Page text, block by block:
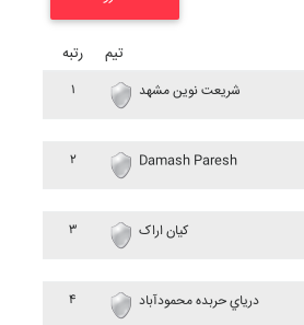
رتبه تیم
۱ شريعت نوين مشهد
۲ Damash Paresh
۳ کيان اراک
۴ درياي حربده محمودآباد